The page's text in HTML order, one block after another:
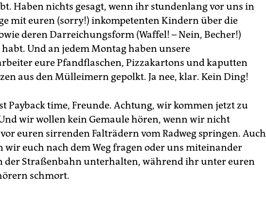
Haben nichts gesagt, wenn ihr stundenlang vor uns in
mit euren (sorry!) inkompetenten Kindern über die
deren Darreichungsform (Waffel! – Nein, Becher!)
Und an jedem Montag haben unsere
eure Pfandflaschen, Pizzakartons und kaputten
aus den Mülleimern gepolkt. Ja nee, klar. Kein Ding!
Payback time, Freunde. Achtung, wir kommen jetzt zu
wir wollen kein Gemaule hören, wenn wir nicht
euren sirrenden Falträdern vom Radweg springen. Auch
wir euch nach dem Weg fragen oder uns miteinander
der Straßenbahn unterhalten, während ihr unter euren
schmort.